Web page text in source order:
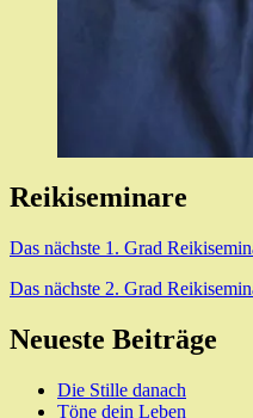
Reikiseminare
Das nächste 1. Grad
Das nächste 2. Grad
Neueste Beiträge
Die Stille danach
Töne dein Leben